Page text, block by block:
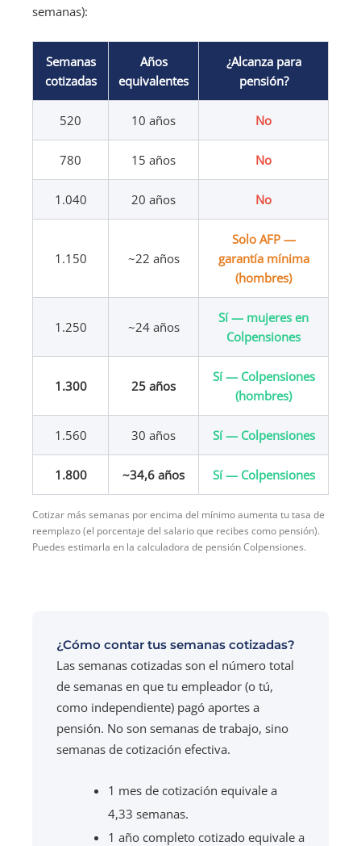
semanas):
Semanas
cotizadas
Años
equivalentes
¿Alcanza para
pensión?
520 10 años No
780 15 años No
1.040 20 años No
1.150 ~22 años
Solo AFP —
garantía mínima
(hombres)
1.250 ~24 años
Sí — mujeres en
Colpensiones
1.300 25 años
Sí — Colpensiones
(hombres)
1.560 30 años Sí — Colpensiones
1.800 ~34,6 años Sí — Colpensiones
Cotizar más semanas por encima del mínimo aumenta tu tasa de
reemplazo (el porcentaje del salario que recibes como pensión).
Puedes estimarla en la calculadora de pensión Colpensiones.
¿Cómo contar tus semanas cotizadas?
Las semanas cotizadas son el número total
de semanas en que tu empleador (o tú,
como independiente) pagó aportes a
pensión. No son semanas de trabajo, sino
semanas de cotización efectiva.
1 mes de cotización equivale a
4,33 semanas.
1 año completo cotizado equivale a